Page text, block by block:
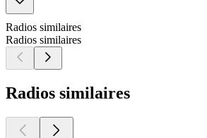
Radios similaires
Radios similaires
Radios similaires